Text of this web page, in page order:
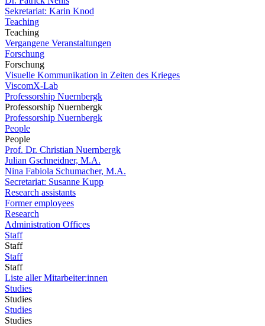
Sekretariat: Karin Knod
Teaching
Teaching
Vergangene Veranstaltungen
Forschung
Forschung
Visuelle Kommunikation in Zeiten des Krieges
ViscomX-Lab
Professorship Nuernbergk
Professorship Nuernbergk
Professorship Nuernbergk
People
People
Prof. Dr. Christian Nuernbergk
Julian Gschneidner, M.A.
Nina Fabiola Schumacher, M.A.
Secretariat: Susanne Kupp
Research assistants
Former employees
Research
Administration Offices
Staff
Staff
Staff
Staff
Liste aller Mitarbeiter:innen
Studies
Studies
Studies
Studies